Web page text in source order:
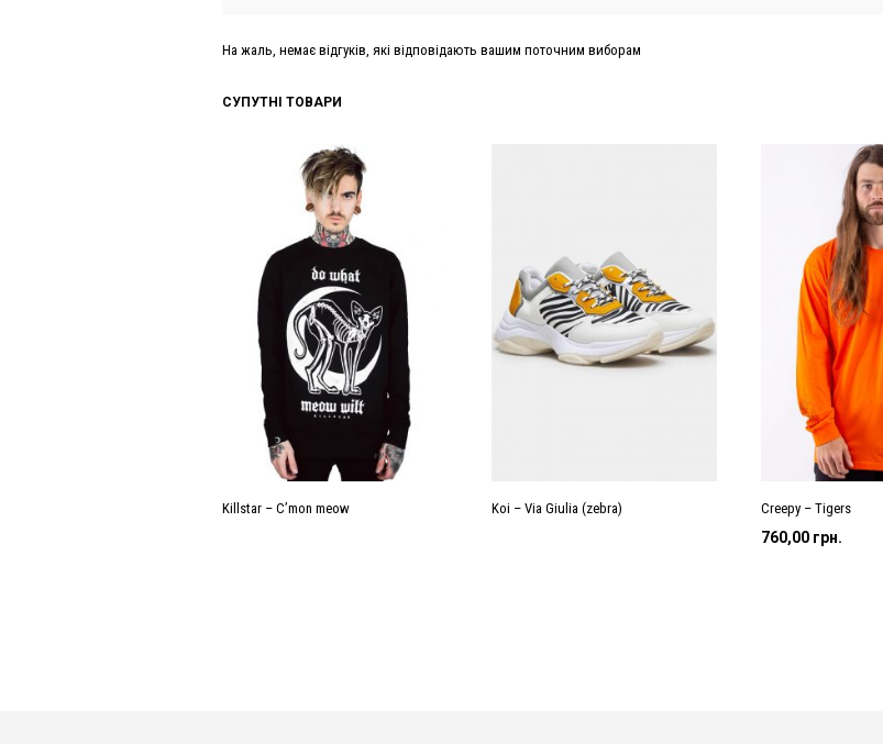
На жаль, немає відгуків, які відповідають вашим поточним виборам
СУПУТНІ ТОВАРИ
Killstar – C’mon meow Koi – Via Giulia (zebra) Creepy – Tigers
760,00 грн.